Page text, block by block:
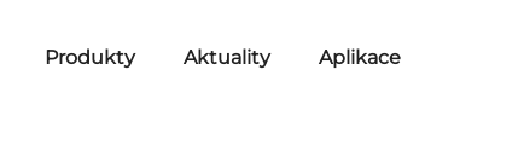
Produkty Aktuality Aplikace